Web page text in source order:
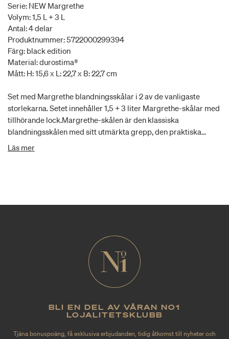
Serie: NEW Margrethe
Volym: 1,5 L + 3 L
Antal: 4 delar
Produktnummer: 5722000299394
Färg: black edition
Material: durostima®
Mått: H: 15,6 x L: 22,7 x B: 22,7 cm
Set med Margrethe blandningsskålar i 2 av de vanligaste
storlekarna. Setet innehåller 1,5 + 3 liter Margrethe-skålar med
tillhörande lock.Margrethe-skålen är den klassiska
blandningsskålen med sitt utmärkta grepp, den praktiska
hällpipen och den halkfria bottenringen. Den nya versionen av
genom att köpa till ett lock kan blandningsskålen användas
Läs mer
BLI EN DEL AV VÅRAN NO1
LOJALITETSKLUBB
Tjäna bonuspoäng, få exklusiva erbjudanden, tidig åtkomst till nyheter och